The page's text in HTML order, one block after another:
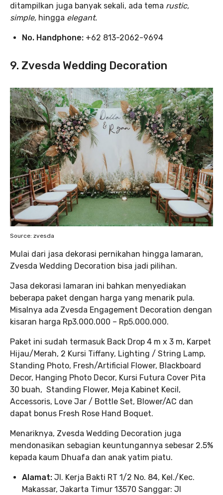
ditampilkan juga banyak sekali, ada tema rustic,
simple, hingga elegant.
No. Handphone: +62 813-2062-9694
9. Zvesda Wedding Decoration
Source: zvesda
Mulai dari jasa dekorasi pernikahan hingga lamaran,
Zvesda Wedding Decoration bisa jadi pilihan.
Jasa dekorasi lamaran ini bahkan menyediakan
beberapa paket dengan harga yang menarik pula.
Misalnya ada Zvesda Engagement Decoration dengan
kisaran harga Rp3.000.000 – Rp5.000.000.
Paket ini sudah termasuk Back Drop 4 m x 3 m, Karpet
Hijau/Merah, 2 Kursi Tiffany, Lighting / String Lamp,
Standing Photo, Fresh/Artificial Flower, Blackboard
Decor, Hanging Photo Decor, Kursi Futura Cover Pita
30 buah, Standing Flower, Meja Kabinet Kecil,
Accessoris, Love Jar / Bottle Set, Blower/AC dan
dapat bonus Fresh Rose Hand Boquet.
Menariknya, Zvesda Wedding Decoration juga
mendonasikan sebagian keuntungannya sebesar 2.5%
kepada kaum Dhuafa dan anak yatim piatu.
Alamat: Jl. Kerja Bakti RT 1/2 No. 84, Kel./Kec.
Makassar, Jakarta Timur 13570 Sanggar: Jl